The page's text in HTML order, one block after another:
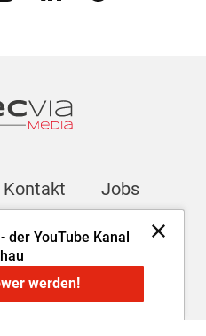
der YouTube Kanal
werden!
Kontakt Jobs